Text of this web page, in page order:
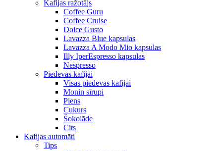
Kafijas ražotājs
Coffee Guru
Coffee Cruise
Dolce Gusto
Lavazza Blue kapsulas
Lavazza A Modo Mio kapsulas
Illy IperEspresso kapsulas
Nespresso
Piedevas kafijai
Visas piedevas kafijai
Monin sīrupi
Piens
Cukurs
Šokolāde
Cits
Kafijas automāti
Tips